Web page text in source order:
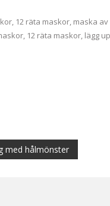
12 räta maskor, maska
12 räta maskor, lägg
med hålmönster